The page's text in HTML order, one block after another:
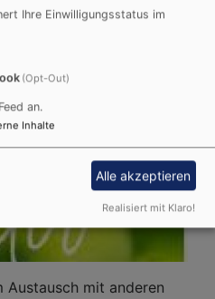
Musizieren ist ein
Austausch mit anderen
Ihre Einwilligungsstatus im
(Opt-Out)
an.
Inhalte
Alle akzeptieren
Realisiert mit Klaro!